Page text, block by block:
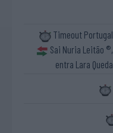
Timeout Portugal
Sai Nuria Leitão ®,
entra Lara Queda